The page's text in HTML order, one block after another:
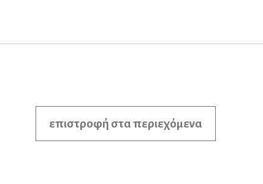
επιστροφή στα περιεχόμενα